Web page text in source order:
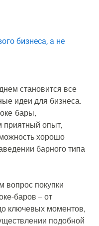
становится все
идеи для бизнеса.
бары,
приятный опыт,
хорошо
барного типа
вопрос покупки
баров – от
ключевых моментов,
подобной
бизнеса, а не